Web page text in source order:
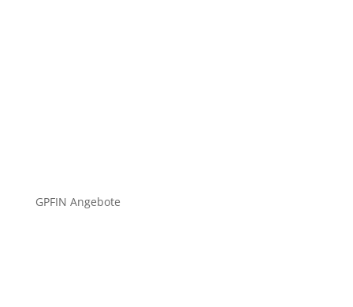
GPFIN Angebote